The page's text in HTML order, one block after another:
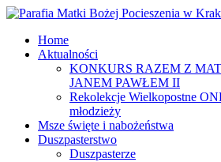
Home
Aktualności
KONKURS RAZEM Z
JANEM PAWŁEM II
Rekolekcje Wielkopostne
młodzieży
Msze święte i nabożeństwa
Duszpasterstwo
Duszpasterze